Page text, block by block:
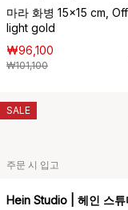
마라 화병 15x15 cm,
light gold
₩96,100
₩101,100
주문 시 입고
Hein Studio | 헤인 스튜
SALE